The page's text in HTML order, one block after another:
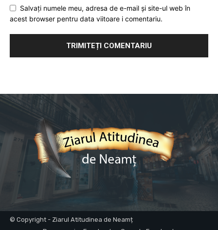
Salvați numele meu, adresa de e-mail și site-ul web în
acest browser pentru data viitoare i comentariu.
© Copyright - Ziarul Atitudinea de Neamț